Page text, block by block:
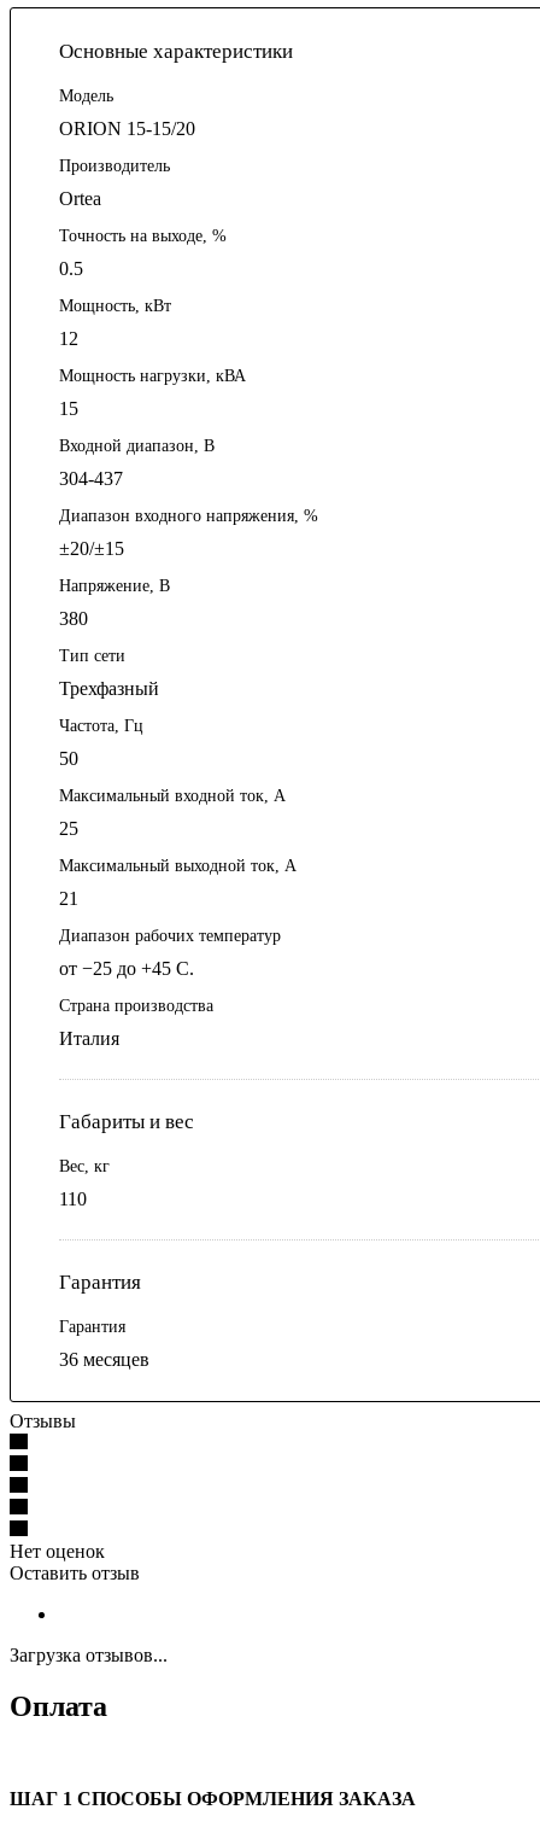
Основные характеристики
Модель
ORION 15-15/20
Производитель
Ortea
Точность на выходе, %
0.5
Мощность, кВт
12
Мощность нагрузки, кВА
15
Входной диапазон, В
304-437
Диапазон входного напряжения, %
±20/±15
Напряжение, В
380
Тип сети
Трехфазный
Частота, Гц
50
Максимальный входной ток, А
25
Максимальный выходной ток, А
21
Диапазон рабочих температур
от −25 до +45 С.
Страна производства
Италия
Габариты и вес
Вес, кг
110
Гарантия
Гарантия
36 месяцев
Отзывы
Нет оценок
Оставить отзыв
Загрузка отзывов...
Оплата
ШАГ 1 СПОСОБЫ ОФОРМЛЕНИЯ ЗАКАЗА